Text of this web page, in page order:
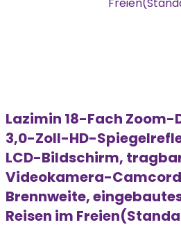
Lazimin 18-Fach
3,0-Zoll-HD-
LCD-Bildschirm,
Videokamera-
Brennweite,
Reisen im